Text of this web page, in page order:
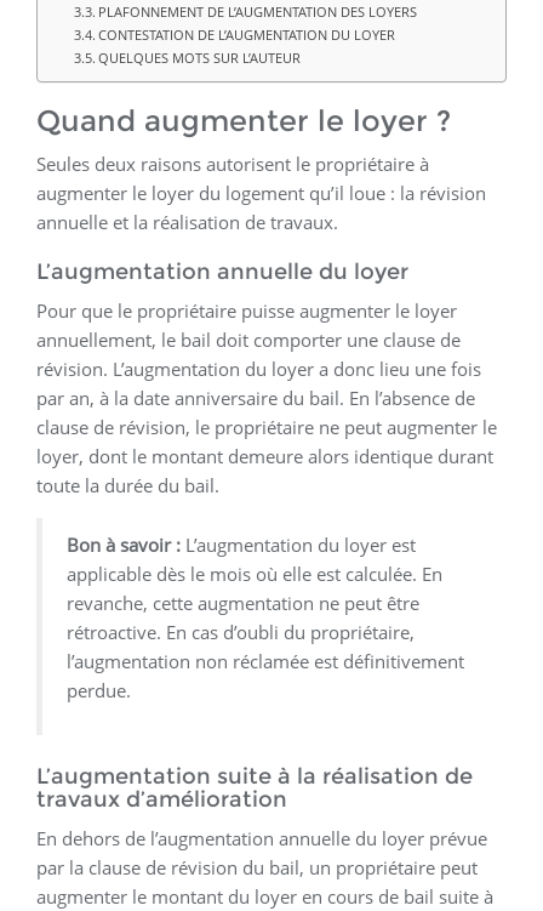
PLAFONNEMENT DE L’AUGMENTATION DES LOYERS
CONTESTATION DE L’AUGMENTATION DU LOYER
QUELQUES MOTS SUR L’AUTEUR
Quand augmenter le loyer ?
Seules deux raisons autorisent le propriétaire à
augmenter le loyer du logement qu’il loue : la révision
annuelle et la réalisation de travaux.
L’augmentation annuelle du loyer
Pour que le propriétaire puisse augmenter le loyer
annuellement, le bail doit comporter une clause de
révision. L’augmentation du loyer a donc lieu une fois
par an, à la date anniversaire du bail. En l’absence de
clause de révision, le propriétaire ne peut augmenter le
loyer, dont le montant demeure alors identique durant
toute la durée du bail.
Bon à savoir : L’augmentation du loyer est
applicable dès le mois où elle est calculée. En
revanche, cette augmentation ne peut être
rétroactive. En cas d’oubli du propriétaire,
l’augmentation non réclamée est définitivement
perdue.
L’augmentation suite à la réalisation de
travaux d’amélioration
En dehors de l’augmentation annuelle du loyer prévue
par la clause de révision du bail, un propriétaire peut
augmenter le montant du loyer en cours de bail suite à